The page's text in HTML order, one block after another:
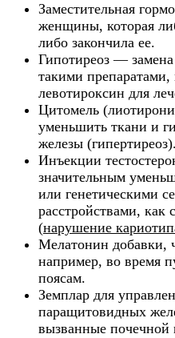
Заместительная
женщины, которая
либо закончила ее.
Гипотиреоз —
такими препаратами,
левотироксин для
Цитомель
уменьшить ткани и
железы (гипертиреоз).
Инъекции
значительным
или генетическими
расстройствами, как
(нарушение
Мелатонин добавки,
например, во время
поясам.
Земплар для
паращитовидных
вызванные почечной